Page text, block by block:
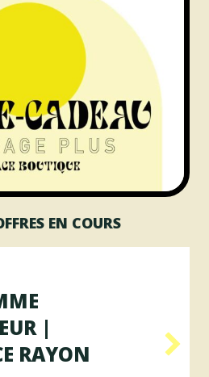
EN COURS
|
RAYON